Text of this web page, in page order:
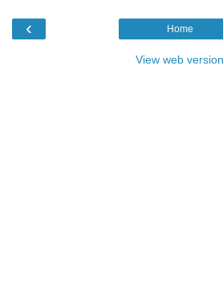
‹ Home
View web version